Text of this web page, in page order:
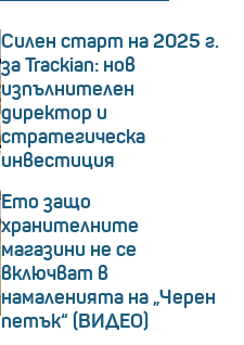
Силен старт на 2025 г.
за Trackian: нов
изпълнителен
директор и
стратегическа
инвестиция
Ето защо
хранителните
магазини не се
включват в
намаленията на „Черен
петък“ (ВИДЕО)